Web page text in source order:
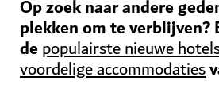
Op zoek naar andere
plekken om te verblijven?
depopulairste nieuwe
voordelige accommodaties